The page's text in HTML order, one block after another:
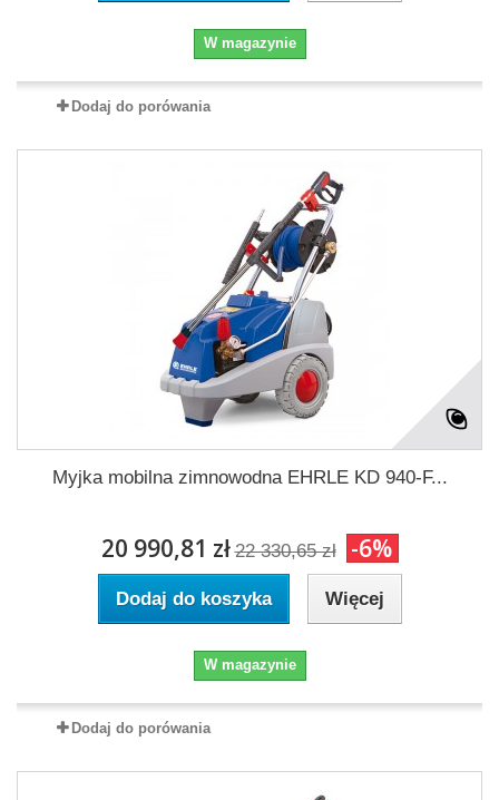
W magazynie
Dodaj do porówania
Myjka mobilna zimnowodna EHRLE KD 940-F...
20 990,81 zł 22 330,65 zł -6%
Dodaj do koszyka Więcej
W magazynie
Dodaj do porówania